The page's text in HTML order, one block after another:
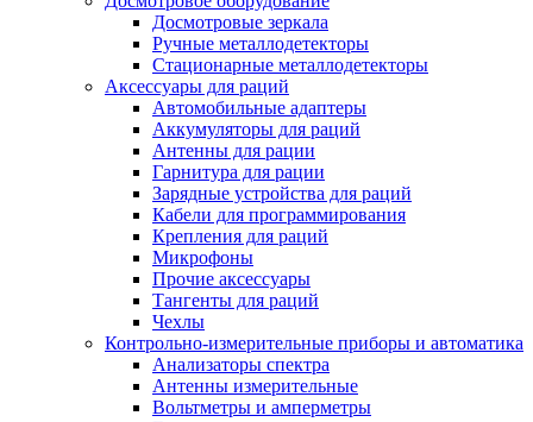
Досмотровые зеркала
Ручные металлодетекторы
Стационарные металлодетекторы
Аксессуары для раций
Автомобильные адаптеры
Аккумуляторы для раций
Антенны для рации
Гарнитура для рации
Зарядные устройства для раций
Кабели для программирования
Крепления для раций
Микрофоны
Прочие аксессуары
Тангенты для раций
Чехлы
Контрольно-измерительные приборы и автоматика
Анализаторы спектра
Антенны измерительные
Вольтметры и амперметры